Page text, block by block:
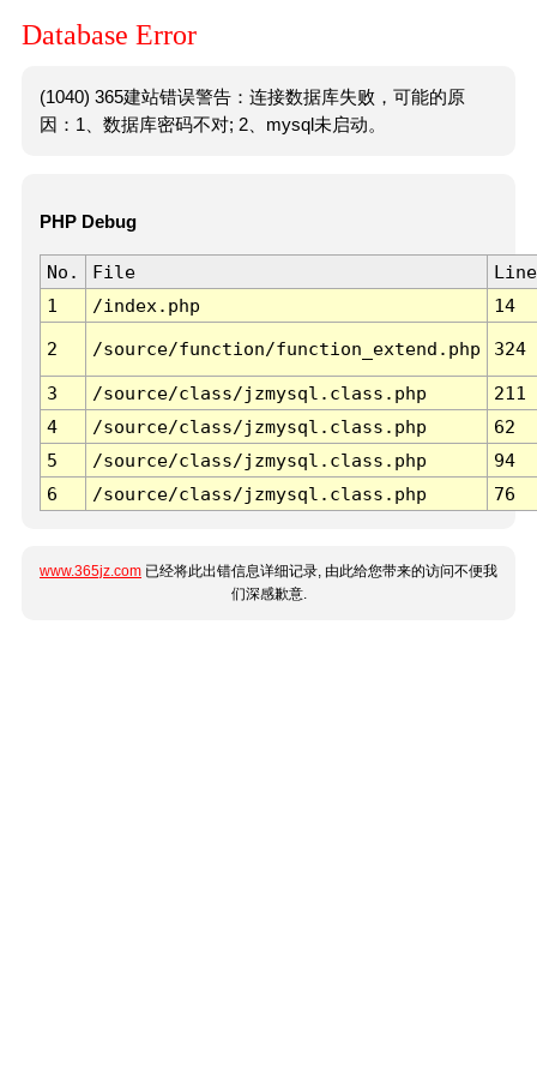
Database Error
(1040) 365建站错误警告：连接数据库失败，可能的原
因：1、数据库密码不对; 2、mysql未启动。
PHP Debug
No. File
Line
1
/index.php 14
2 /source/function/function_extend.php 324
3 /source/class/jzmysql.class.php
211
4
/source/class/jzmysql.class.php
62
5
/source/class/jzmysql.class.php
94
6
/source/class/jzmysql.class.php 76
www.365jz.com 已经将此出错信息详细记录, 由此给您带来的访问不便我
们深感歉意.